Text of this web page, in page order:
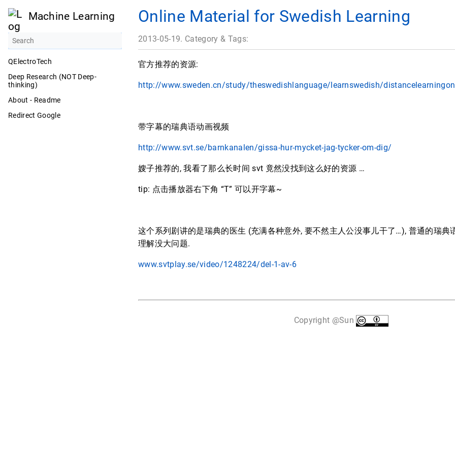
Machine Learning
QElectroTech
Deep Research (NOT Deep-
thinking)
About - Readme
Redirect Google
Online Material for Swedish Learning
2013-05-19. Category & Tags:
官方推荐的资源:
http://www.sweden.cn/study/theswedishlanguage/learnswedish/
带字幕的瑞典语动画视频
http://www.svt.se/barnkanalen/gissa-hur-mycket-jag-tycker-om-dig/
嫂子推荐的, 我看了那么长时间 svt 竟然没找到这么好的资源 …
tip: 点击播放器右下角 “T” 可以开字幕~
这个系列剧讲的是瑞典的医生 (充满各种意外, 要不然主人公没事儿干了…), 普通的瑞典
理解没大问题.
www.svtplay.se/video/1248224/del-1-av-6
Copyright @Sun